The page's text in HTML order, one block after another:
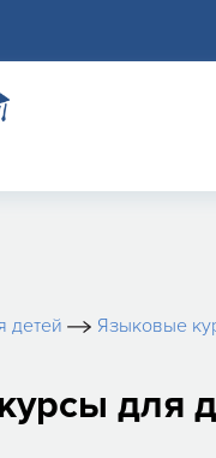
детей Языковые
для